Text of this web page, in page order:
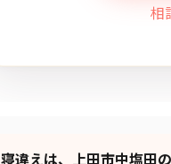
相
寝違えは、上田市中塩田